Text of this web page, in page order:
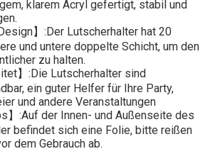
klarem Acryl gefertigt, stabil und
】:Der Lutscherhalter hat 20
und untere doppelte Schicht, um den
zu halten.
】:Die Lutscherhalter sind
ein guter Helfer für Ihre Party,
und andere Veranstaltungen
】:Auf der Innen- und Außenseite des
befindet sich eine Folie, bitte reißen
dem Gebrauch ab.